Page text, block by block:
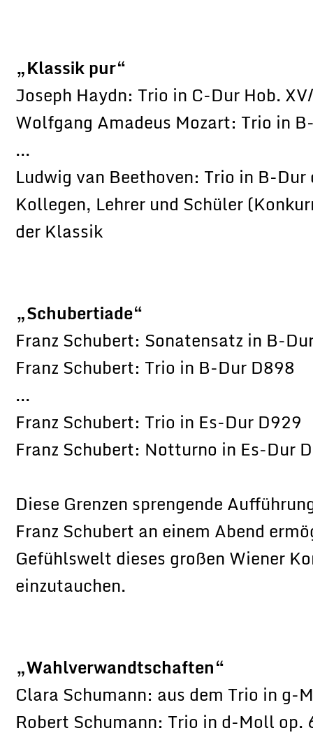
„Klassik pur“
Joseph Haydn: Trio in C-Dur Hob.
Wolfgang Amadeus Mozart: Trio in
...
Ludwig van Beethoven: Trio in B-
Kollegen, Lehrer und Schüler
der Klassik
„Schubertiade“
Franz Schubert: Sonatensatz in B-
Franz Schubert: Trio in B-Dur D898
...
Franz Schubert: Trio in Es-Dur D929
Franz Schubert: Notturno in Es-Dur
Diese Grenzen sprengende
Franz Schubert an einem Abend
Gefühlswelt dieses großen Wiener
einzutauchen.
„Wahlverwandtschaften“
Clara Schumann: aus dem Trio in g-
Robert Schumann: Trio in d-Moll op.